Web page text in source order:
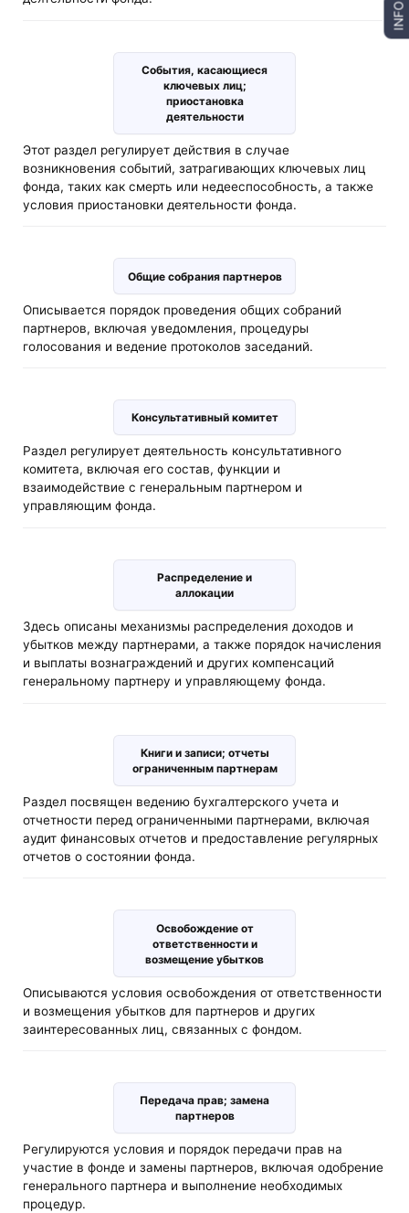
События, касающиеся
ключевых лиц;
приостановка
деятельности
Этот раздел регулирует действия в случае
возникновения событий, затрагивающих ключевых лиц
фонда, таких как смерть или недееспособность, а также
условия приостановки деятельности фонда.
Общие собрания партнеров
Описывается порядок проведения общих собраний
партнеров, включая уведомления, процедуры
голосования и ведение протоколов заседаний.
Консультативный комитет
Раздел регулирует деятельность консультативного
комитета, включая его состав, функции и
взаимодействие с генеральным партнером и
управляющим фонда.
Распределение и
аллокации
Здесь описаны механизмы распределения доходов и
убытков между партнерами, а также порядок начисления
и выплаты вознаграждений и других компенсаций
генеральному партнеру и управляющему фонда.
Книги и записи; отчеты
ограниченным партнерам
Раздел посвящен ведению бухгалтерского учета и
отчетности перед ограниченными партнерами, включая
аудит финансовых отчетов и предоставление регулярных
отчетов о состоянии фонда.
Освобождение от
ответственности и
возмещение убытков
Описываются условия освобождения от ответственности
и возмещения убытков для партнеров и других
заинтересованных лиц, связанных с фондом.
Передача прав; замена
партнеров
Регулируются условия и порядок передачи прав на
участие в фонде и замены партнеров, включая одобрение
генерального партнера и выполнение необходимых
процедур.
INFO